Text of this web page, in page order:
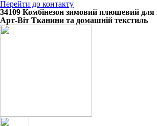
Перейти до контакту
34109 Комбінезон зимовий плюшевий
Арт-Віт Тканини та домашній текстиль